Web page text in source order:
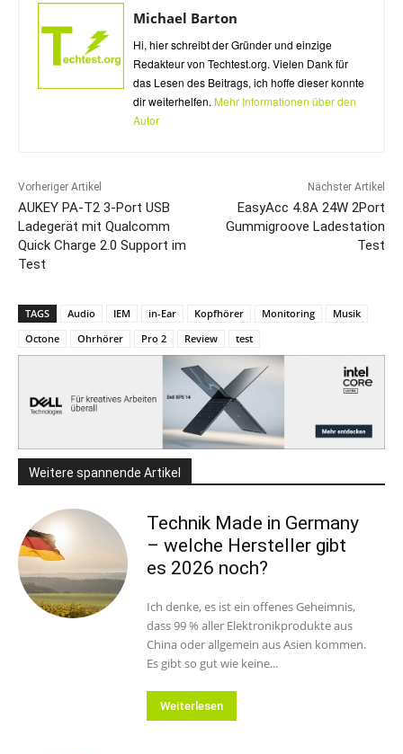
Michael Barton
Hi, hier schreibt der Gründer und einzige
Redakteur von Techtest.org. Vielen Dank für
das Lesen des Beitrags, ich hoffe dieser konnte
dir weiterhelfen. Mehr Informationen über den
Autor
Vorheriger Artikel
AUKEY PA-T2 3-Port USB
Ladegerät mit Qualcomm
Quick Charge 2.0 Support im
Test
Nächster Artikel
EasyAcc 4.8A 24W 2Port
Gummigroove Ladestation
Test
TAGS Audio IEM in-Ear Kopfhörer Monitoring
Musik
Octone
Ohrhörer Pro 2 Review test
Weitere spannende Artikel
Technik Made in Germany
– welche Hersteller gibt
es 2026 noch?
Ich denke, es ist ein offenes Geheimnis,
dass 99 % aller Elektronikprodukte aus
China oder allgemein aus Asien kommen.
Es gibt so gut wie keine...
Weiterlesen